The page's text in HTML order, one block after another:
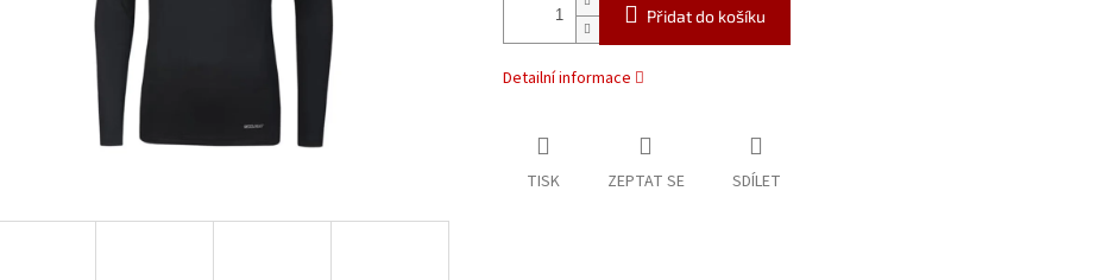
Přidat do košíku
Detailní informace
TISK ZEPTAT SE SDÍLET